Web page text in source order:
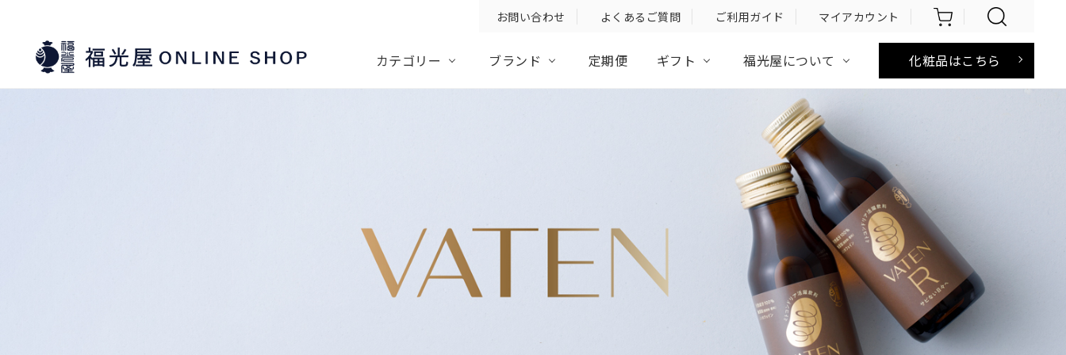
お問い合わせ よくある ご質問 ご利用ガイド マイアカウント
カテゴリー ブランド 定期便 ギフト 福光屋について 化粧品はこちら